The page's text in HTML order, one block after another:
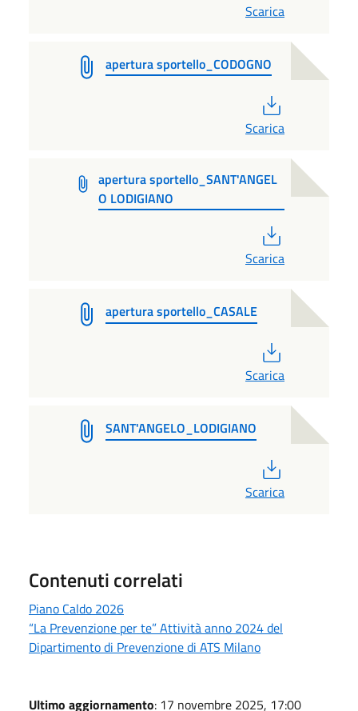
Scarica
apertura sportello_CODOGNO
Scarica
apertura sportello_SANT'ANGEL
O LODIGIANO
Scarica
apertura sportello_CASALE
Scarica
SANT'ANGELO_LODIGIANO
Scarica
Contenuti correlati
Piano Caldo 2026
“La Prevenzione per te” Attività anno 2024 del
Dipartimento di Prevenzione di ATS Milano
Ultimo aggiornamento: 17 novembre 2025, 17:00